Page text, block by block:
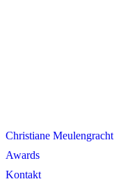
Christiane Meulengracht
Awards
Kontakt